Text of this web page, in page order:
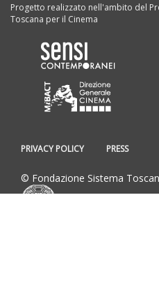
Progetto realizzato nell'ambito del
Toscana per il Cinema
PRIVACY POLICY PRESS
© Fondazione Sistema